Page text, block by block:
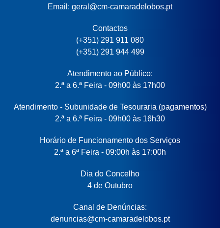
Email: geral@cm-camaradelobos.pt
Contactos
(+351) 291 911 080
(+351) 291 944 499
Atendimento ao Público:
2.ª a 6.ª Feira - 09h00 às 17h00
Atendimento - Subunidade de Tesouraria (pagamentos)
2.ª a 6.ª Feira - 09h00 às 16h30
Horário de Funcionamento dos Serviços
2.ª a 6ª Feira - 09:00h às 17:00h
Dia do Concelho
4 de Outubro
Canal de Denúncias:
denuncias@cm-camaradelobos.pt